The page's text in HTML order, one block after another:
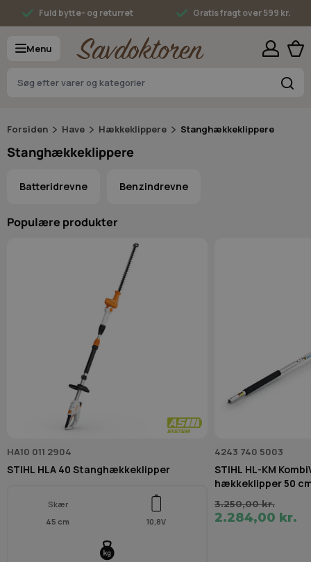
Skip to ContentFuld bytte- og returret Gratis fragt over 599 kr.
Menu
Forsiden Have Hækkeklippere Stanghækkeklippere
Stanghækkeklippere
Batteridrevne Benzindrevne
Populære produkter
HA10 011 2904
STIHL HLA 40 Stanghækkeklipper
Skær
45 cm
10,8V
4243 740 5003
STIHL HL-KM
hækkeklipper 50
3.250,00 kr.
2.284,00 kr.